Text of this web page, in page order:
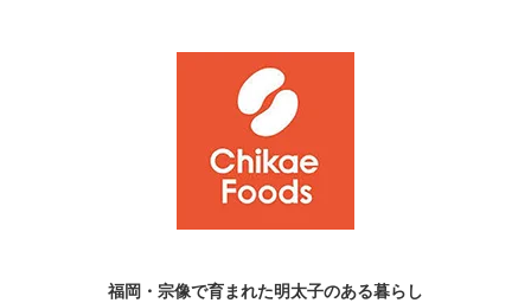
福岡・宗像で育まれた明太子のある暮らし